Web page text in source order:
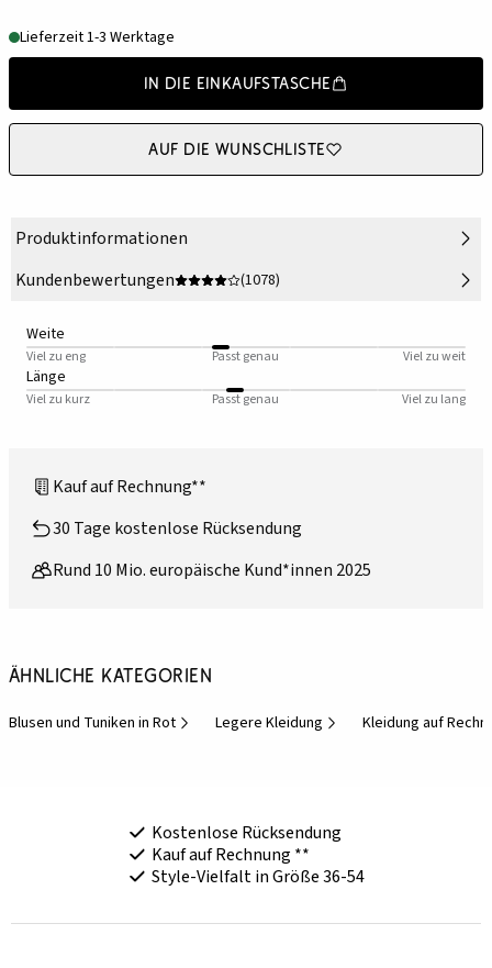
Lieferzeit 1-3 Werktage
In die Einkaufstasche
Auf die Wunschliste
Produktinformationen
Kundenbewertungen
(1078)
Weite
Viel zu eng Passt genau Viel zu weit
Länge
Viel zu kurz Passt genau Viel zu lang
Kauf auf Rechnung**
30 Tage kostenlose Rücksendung
Rund 10 Mio. europäische Kund*innen 2025
Ähnliche Kategorien
Blusen und Tuniken in Rot Legere Kleidung Kleidung auf
Kostenlose Rücksendung
Kauf auf Rechnung **
Style-Vielfalt in Größe 36-54